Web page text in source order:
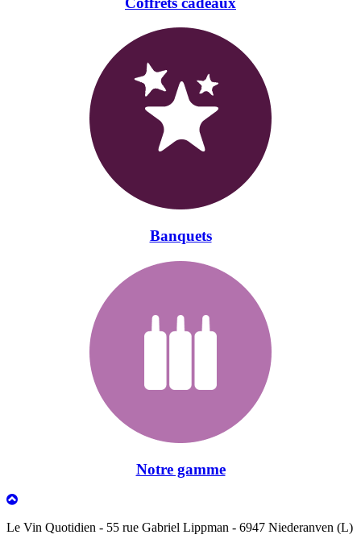
Banquets
Notre gamme
Le Vin Quotidien - 55 rue Gabriel Lippman - 6947 Niederanven (L)